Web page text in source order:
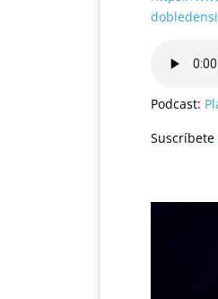
Podcast:
Suscríbete